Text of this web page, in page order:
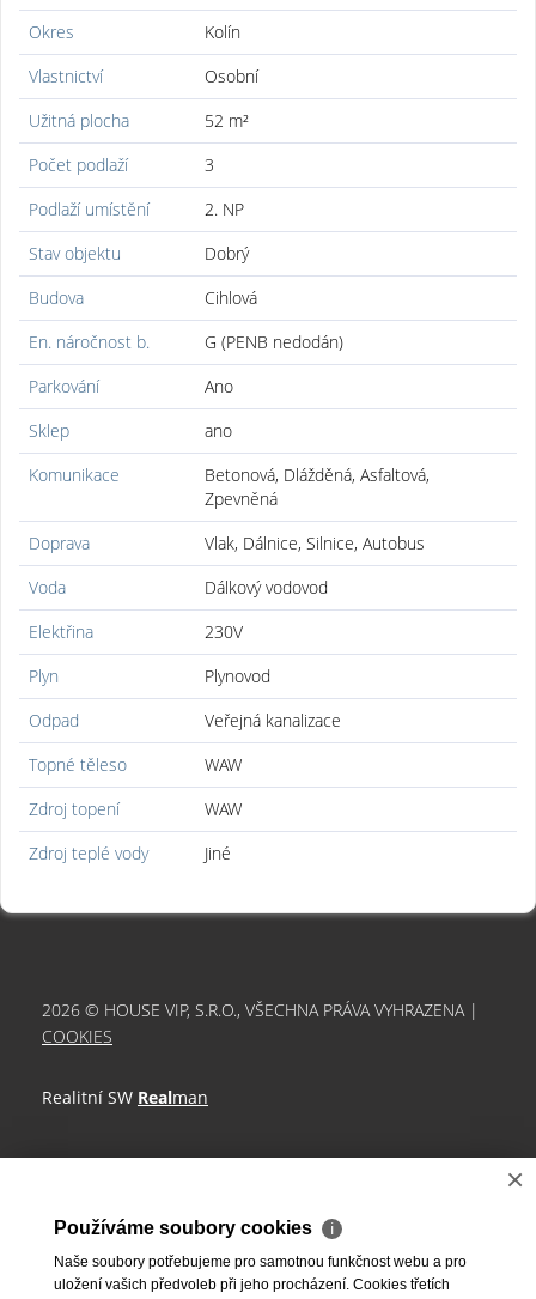
Okres
Kolín
Vlastnictví
Osobní
Užitná plocha
52 m²
Počet podlaží
3
Podlaží umístění
2. NP
Stav objektu
Dobrý
Budova
Cihlová
En. náročnost b.
G (PENB nedodán)
Parkování
Ano
Sklep
ano
Komunikace
Betonová, Dlážděná, Asfaltová,
Zpevněná
Doprava
Vlak, Dálnice, Silnice, Autobus
Voda
Dálkový vodovod
Elektřina
230V
Plyn
Plynovod
Odpad
Veřejná kanalizace
Topné těleso
WAW
Zdroj topení
WAW
Zdroj teplé vody
Jiné
2026 © HOUSE VIP, S.R.O., VŠECHNA PRÁVA VYHRAZENA |
COOKIES
Realitní SW Realman
×
Používáme soubory cookies ℹ
Naše soubory potřebujeme pro samotnou funkčnost webu a pro
uložení vašich předvoleb při jeho procházení. Cookies třetích